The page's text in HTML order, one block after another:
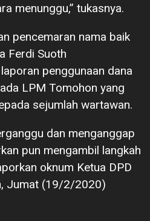
menunggu,” tukasnya.
pencemaran nama baik
Ferdi Suoth
penggunaan dana
LPM Tomohon yang
sejumlah wartawan.
dan menganggap
pun mengambil langkah
oknum Ketua DPD
Jumat (19/2/2020)